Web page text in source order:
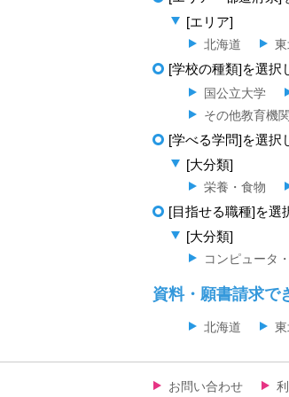
[エリア]
北海道
[学校の種類]を選択
国公立大学
その他教育機
[学べる学問]を選択
[大分類]
栄養・食物
[目指せる職種]を選
[大分類]
コンピュータ
資料・願書請求で
北海道
お問い合わせ